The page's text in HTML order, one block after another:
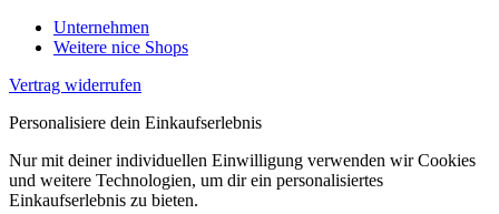
Unternehmen
Weitere nice Shops
Vertrag widerrufen
Personalisiere dein Einkaufserlebnis
Nur mit deiner individuellen Einwilligung verwenden wir Cookies
und weitere Technologien, um dir ein personalisiertes
Einkaufserlebnis zu bieten.